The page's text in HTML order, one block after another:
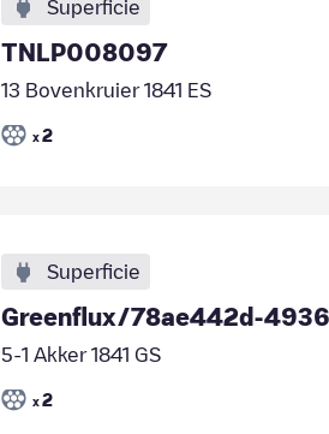
Superficie
TNLP008097
13 Bovenkruier 1841 ES
x 2
Superficie
5-1 Akker 1841 GS
x 2